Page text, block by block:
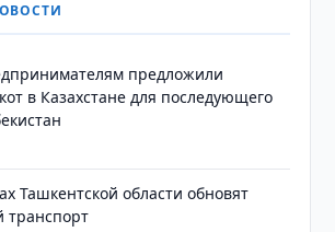
предложили
в Казахстане для последующего
Ташкентской области обновят
транспорт